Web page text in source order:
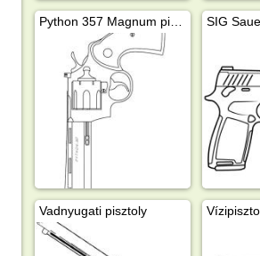
Python 357 Magnum pisztoly SIG
Vadnyugati pisztoly